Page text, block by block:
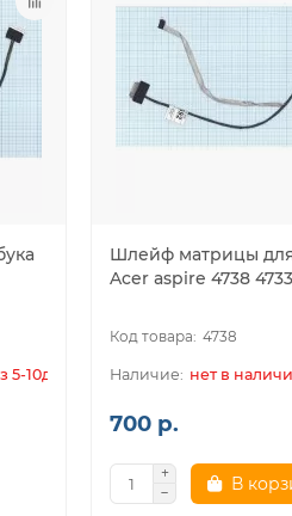
5-10дн.
Шлейф матрицы для
Acer aspire 4738 4733
4738
нет в
700 р.
В